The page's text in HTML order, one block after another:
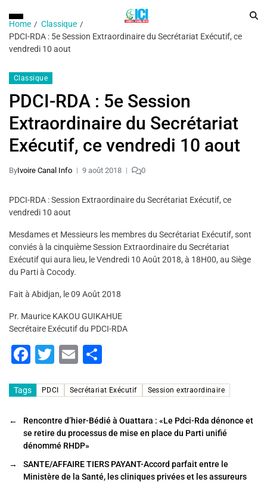
Home
Classique
PDCI-RDA : 5e Session Extraordinaire du Secrétariat Exécutif, ce
vendredi 10 aout
Classique
PDCI-RDA : 5e Session
Extraordinaire du Secrétariat
Exécutif, ce vendredi 10 aout
ByIvoire Canal Info 9 août 2018 0
PDCI-RDA : Session Extraordinaire du Secrétariat Exécutif, ce
vendredi 10 aout
Mesdames et Messieurs les membres du Secrétariat Exécutif, sont
conviés à la cinquième Session Extraordinaire du Secrétariat
Exécutif qui aura lieu, le Vendredi 10 Août 2018, à 18H00, au Siège
du Parti à Cocody.
Fait à Abidjan, le 09 Août 2018
Pr. Maurice KAKOU GUIKAHUE
Secrétaire Exécutif du PDCI-RDA
F
c
b
o
o
T
tt
er
E
ai ta
g
er
Tags PDCI Secrétariat Exécutif Session extraordinaire
←
Rencontre d’hier-Bédié à Ouattara : «Le Pdci-Rda dénonce et
se retire du processus de mise en place du Parti unifié
dénommé RHDP»
→
SANTE/AFFAIRE TIERS PAYANT-Accord parfait entre le
Ministère de la Santé, les cliniques privées et les assureurs